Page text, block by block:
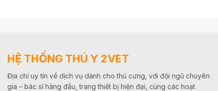
HỆ THỐNG THÚ Y 2VET
Địa chỉ uy tín về dịch vụ dành cho thú cưng, với đội ngũ chuyên
gia – bác sĩ hàng đầu, trang thiết bị hiện đại, cùng các hoạt